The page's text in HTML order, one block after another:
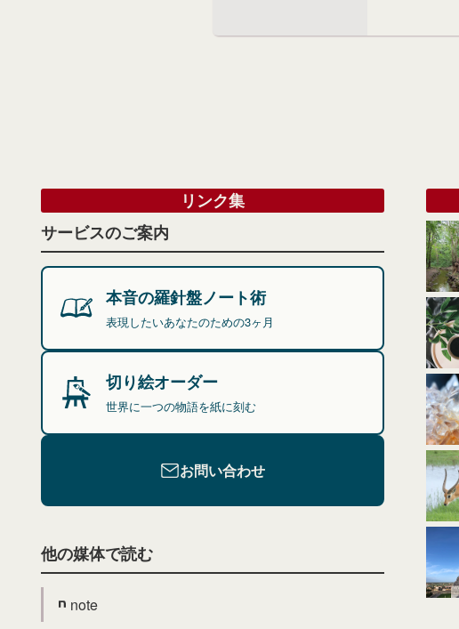
リンク集
サービスのご案内
本音の羅針盤ノート術
表現したいあなたのための3ヶ月
切り絵オーダー
世界に一つの物語を紙に刻む
お問い合わせ
他の媒体で読む
note